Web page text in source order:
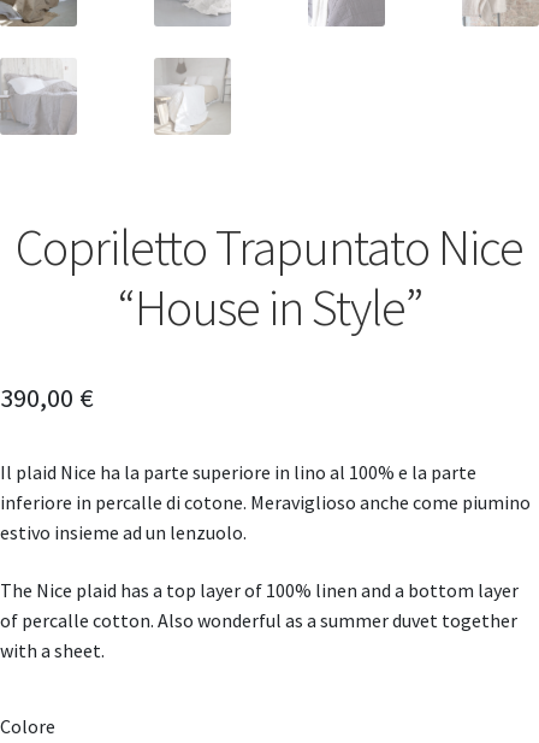
Copriletto Trapuntato Nice
“House in Style”
390,00 €
Il plaid Nice ha la parte superiore in lino al 100% e la parte
inferiore in percalle di cotone. Meraviglioso anche come piumino
estivo insieme ad un lenzuolo.
The Nice plaid has a top layer of 100% linen and a bottom layer
of percalle cotton. Also wonderful as a summer duvet together
with a sheet.
Colore